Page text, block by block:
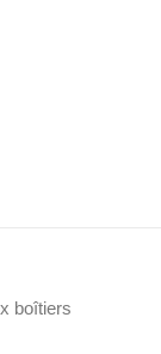
boîtiers